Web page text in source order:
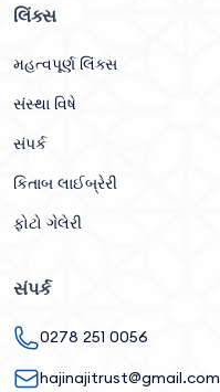
લિંક્સ
મહત્વપૂર્ણ લિંક્સ
સંસ્થા વિષે
સંપર્ક
કિતાબ લાઈબ્રેરી
ફોટો ગેલેરી
સંપર્ક
0278 251 0056
hajinajitrust@gmail.com